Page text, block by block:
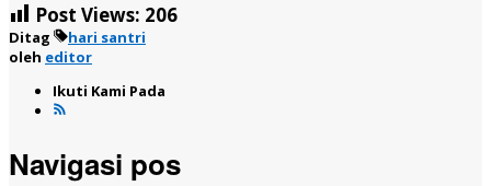
Post Views: 206
Ditag
hari santri
oleh editor
Ikuti Kami Pada
Navigasi pos